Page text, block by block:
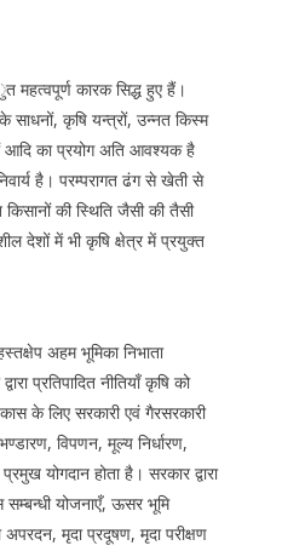
कारक सिद्ध हुए हैं।
साधनों, कृषि यन्त्रों, उन्नत किस्म
आदि का प्रयोग अति आवश्यक है
है। परम्परागत ढंग से खेती से
की स्थिति जैसी की तैसी
देशों में भी कृषि क्षेत्र में प्रयुक्त
अहम भूमिका निभाता
प्रतिपादित नीतियाँ कृषि को
के लिए सरकारी एवं गैरसरकारी
विपणन, मूल्य निर्धारण,
योगदान होता है। सरकार द्वारा
योजनाएँ, ऊसर भूमि
मृदा प्रदूषण, मृदा परीक्षण